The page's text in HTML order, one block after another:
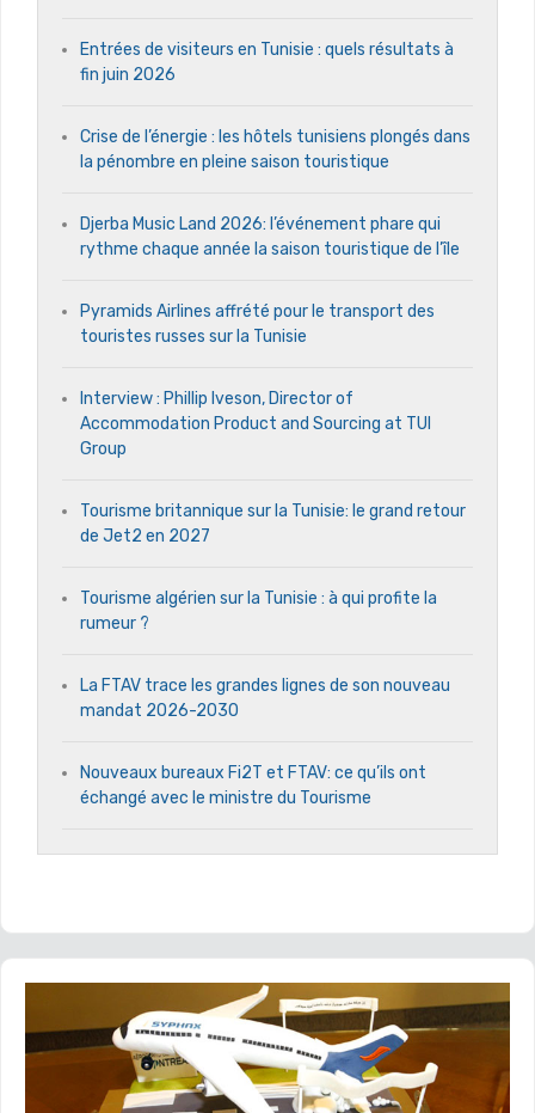
Entrées de visiteurs en Tunisie : quels résultats à
fin juin 2026
Crise de l’énergie : les hôtels tunisiens plongés dans
la pénombre en pleine saison touristique
Djerba Music Land 2026: l’événement phare qui
rythme chaque année la saison touristique de l’île
Pyramids Airlines affrété pour le transport des
touristes russes sur la Tunisie
Interview : Phillip Iveson, Director of
Accommodation Product and Sourcing at TUI
Group
Tourisme britannique sur la Tunisie: le grand retour
de Jet2 en 2027
Tourisme algérien sur la Tunisie : à qui profite la
rumeur ?
La FTAV trace les grandes lignes de son nouveau
mandat 2026-2030
Nouveaux bureaux Fi2T et FTAV: ce qu’ils ont
échangé avec le ministre du Tourisme